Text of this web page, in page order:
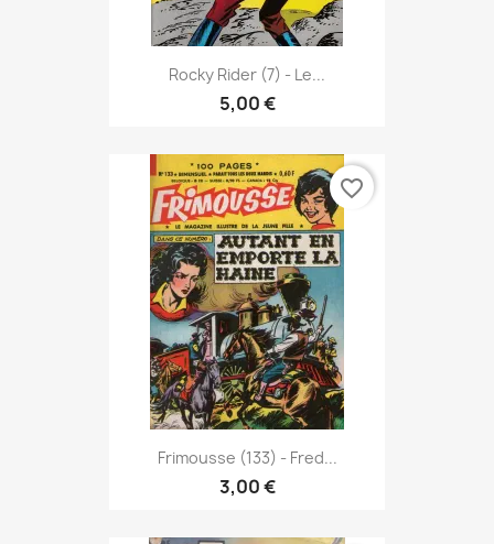
Rocky Rider (7) - Le...
5,00 €
Frimousse (133) - Fred...
3,00 €
favorite_border